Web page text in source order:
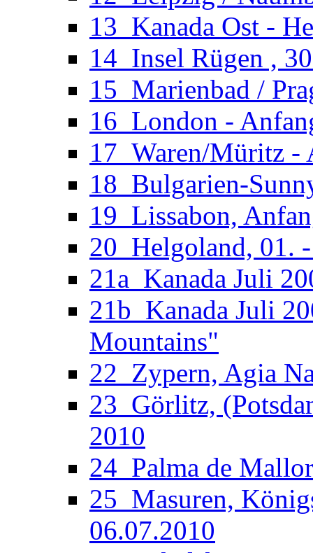
13_Kanada Ost -
14_Insel Rügen ,
15_Marienbad /
16_London -
17_Waren/Müritz -
18_Bulgarien-
19_Lissabon,
20_Helgoland, 01.
21a_Kanada Juli
21b_Kanada Juli
Mountains"
22_Zypern, Agia
23_Görlitz,
2010
24_Palma de
25_Masuren,
06.07.2010